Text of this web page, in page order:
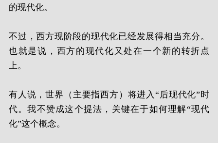
的现代化。
不过，西方现阶段的现代化已经发展得相当充分。
也就是说，西方的现代化又处在一个新的转折点
上。
有人说，世界（主要指西方）将进入“后现代化”时
代。我不赞成这个提法，关键在于如何理解“现代
化”这个概念。